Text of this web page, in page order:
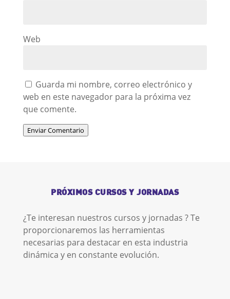
Web
Guarda mi nombre, correo electrónico y
web en este navegador para la próxima vez
que comente.
Enviar Comentario
PRÓXIMOS CURSOS Y JORNADAS
¿Te interesan nuestros cursos y jornadas ? Te
proporcionaremos las herramientas
necesarias para destacar en esta industria
dinámica y en constante evolución.